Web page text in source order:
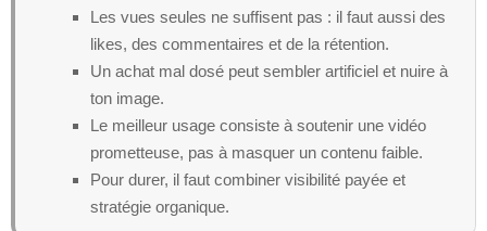
Les vues seules ne suffisent pas : il faut aussi des
likes, des commentaires et de la rétention.
Un achat mal dosé peut sembler artificiel et nuire à
ton image.
Le meilleur usage consiste à soutenir une vidéo
prometteuse, pas à masquer un contenu faible.
Pour durer, il faut combiner visibilité payée et
stratégie organique.